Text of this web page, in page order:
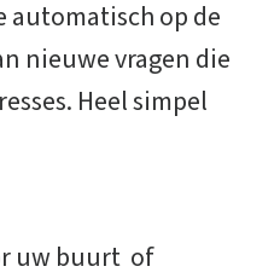
op de
nieuwe vragen die
Heel simpel
uw buurt of